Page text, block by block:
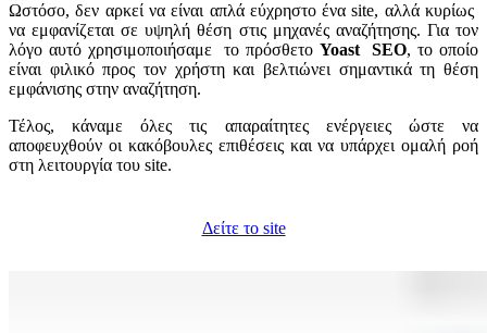
Ωστόσο, δεν αρκεί να είναι απλά εύχρηστο ένα site, αλλά κυρίως
να εμφανίζεται σε υψηλή θέση στις μηχανές αναζήτησης. Για τον
λόγο αυτό χρησιμοποιήσαμε το πρόσθετο Yoast SEO, το οποίο
είναι φιλικό προς τον χρήστη και βελτιώνει σημαντικά τη θέση
εμφάνισης στην αναζήτηση.
Τέλος, κάναμε όλες τις απαραίτητες ενέργειες ώστε να
αποφευχθούν οι κακόβουλες επιθέσεις και να υπάρχει ομαλή ροή
στη λειτουργία του site.
Δείτε το site